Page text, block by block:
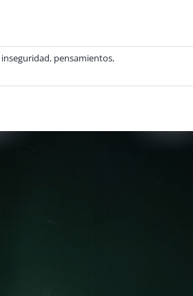
inseguridad, pensamientos,